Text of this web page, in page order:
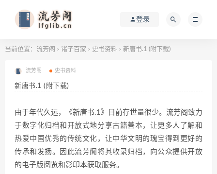
登录
当前位置： 流芳阁 > 诸子百家 > 史书资料 > 新唐书.1 (附下载)
流芳阁 史书资料
新唐书.1 (附下载)
由于年代久远，《新唐书.1》目前存世量很少。流芳阁致力
于数字化归档和开放式地分享古籍善本，让更多人了解和
热爱中国优秀的传统文化，让中华文明的瑰宝得到更好的
传承和发扬。因此流芳阁将其收录归档，向公众提供开放
的电子版阅览和影印本获取服务。